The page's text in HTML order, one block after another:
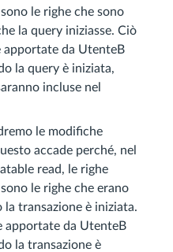
le righe che sono
la query iniziasse. Ciò
apportate da UtenteB
la query è iniziata,
incluse nel
le modifiche
accade perché, nel
read, le righe
le righe che erano
transazione è iniziata.
apportate da UtenteB
la transazione è